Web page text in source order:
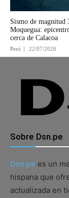
Sismo de magnitud
Moquegua:
cerca de Calacoa
Perú 22/07/2026
Sobre Dsn.pe
Dsn.pe es un
hispana que
actualizada en